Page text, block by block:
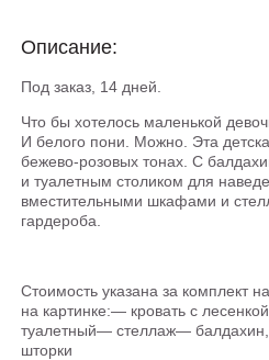
Описание:
Под заказ, 14 дней.
Что бы хотелось маленькой
И белого пони. Можно. Эта
бежево-розовых тонах. С
и туалетным столиком для
вместительными шкафами и
гардероба.
Стоимость указана за комплект
на картинке:— кровать с
туалетный— стеллаж—
шторки